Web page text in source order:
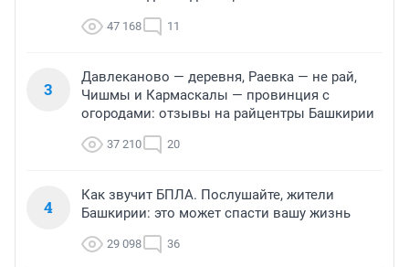
47 168 11
3
Давлеканово — деревня, Раевка — не рай,
Чишмы и Кармаскалы — провинция с
огородами: отзывы на райцентры Башкирии
37 210 20
4
Как звучит БПЛА. Послушайте, жители
Башкирии: это может спасти вашу жизнь
29 098 36